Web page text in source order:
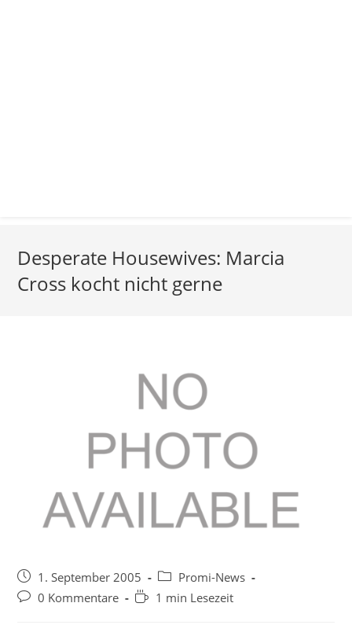
Desperate Housewives: Marcia
Cross kocht nicht gerne
Beitrag
veröffentlicht:
1. September 2005
Beitrags-
Kategorie:
Promi-News
Beitrags-
0 Kommentare Lesedauer:
1 min Lesezeit